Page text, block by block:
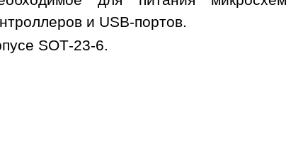
и USB-портов.
SOT-23-6.